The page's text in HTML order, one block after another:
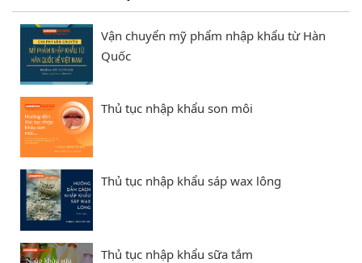
Vận chuyển mỹ phẩm nhập khẩu từ Hàn
Quốc
Thủ tục nhập khẩu son môi
Thủ tục nhập khẩu sáp wax lông
Thủ tục nhập khẩu sữa tắm